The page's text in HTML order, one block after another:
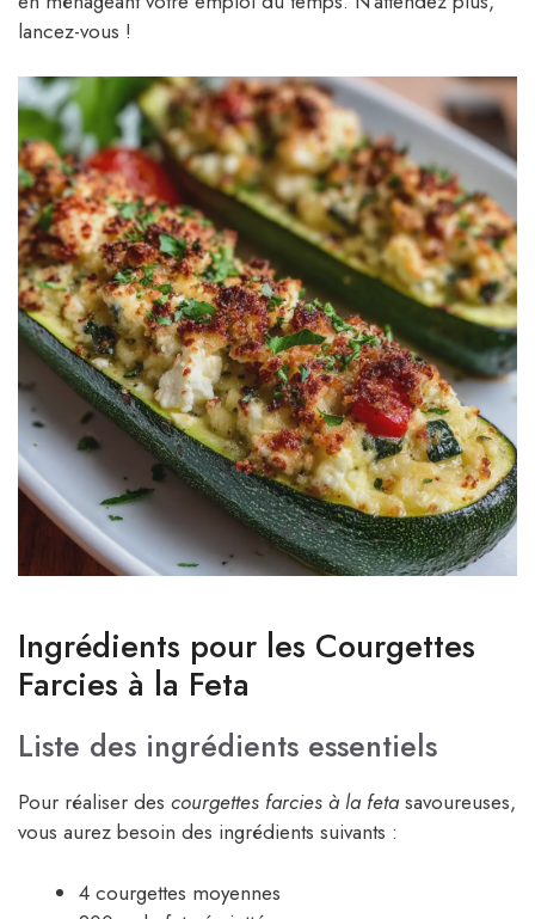
lancez-vous !
Ingrédients pour les Courgettes
Farcies à la Feta
Liste des ingrédients essentiels
Pour réaliser des courgettes farcies à la feta savoureuses,
vous aurez besoin des ingrédients suivants :
4 courgettes moyennes